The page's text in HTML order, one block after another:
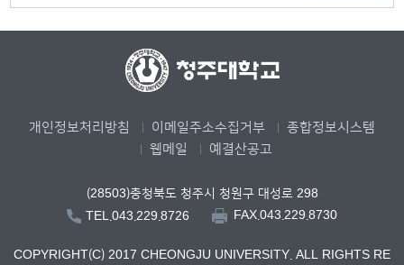
개인정보처리방침 이메일주소수집거부
종합정보시스템
웹메일
예결산공고
(28503)충청북도 청주시 청원구 대성로 298
TEL.043.229.8726
FAX.043.229.8730
COPYRIGHT(C) 2017 CHEONGJU UNIVERSITY. ALL RIGHTS RE